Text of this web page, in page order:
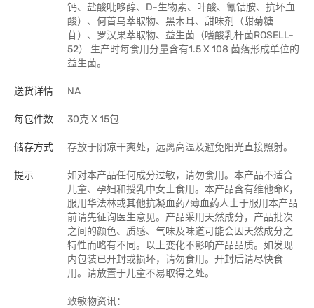
钙、盐酸吡哆醇、D-生物素、叶酸、氰钴胺、抗坏血
酸）、何首乌萃取物、黑木耳、甜味剂（甜菊糖
苷）、罗汉果萃取物、益生菌（嗜酸乳杆菌ROSELL-
52） 生产时每食用分量含有1.5 X 108 菌落形成单位的
益生菌。
送货详情 NA
每包件数 30克 X 15包
储存方式 存放于阴凉干爽处，远离高温及避免阳光直接照射。
提示
如对本产品任何成分过敏，请勿食用。本产品不适合
儿童、孕妇和授乳中女士食用。本产品含有维他命K，
服用华法林或其他抗凝血药/薄血药人士于服用本产品
前请先征询医生意见。产品采用天然成分，产品批次
之间的颜色、质感、气味及味道可能会因天然成分之
特性而略有不同。以上变化不影响产品品质。如发现
内包装已开封或损坏，请勿食用。开封后请尽快食
用。请放置于儿童不易取得之处。
致敏物资讯：